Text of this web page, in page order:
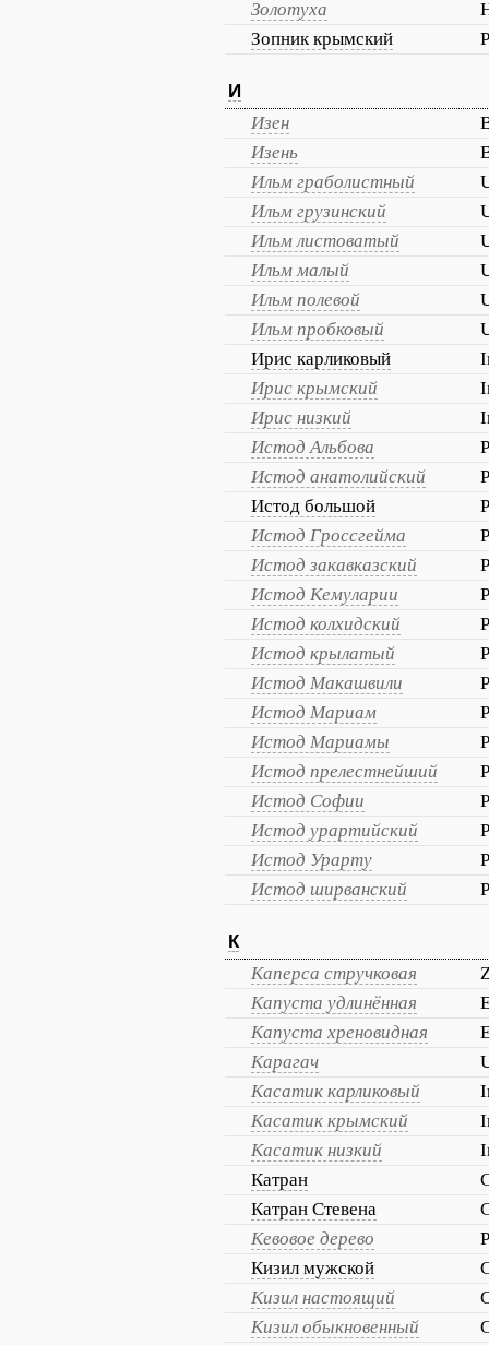
Золотуха
Зопник крымский
И
Изен
Изень
Ильм граболистный
Ильм грузинский
Ильм листоватый
Ильм малый
Ильм полевой
Ильм пробковый
Ирис карликовый
Ирис крымский
Ирис низкий
Истод Альбова
Истод анатолийский
Истод большой
Истод Гроссгейма
Истод закавказский
Истод Кемуларии
Истод колхидский
Истод крылатый
Истод Макашвили
Истод Мариам
Истод Мариамы
Истод прелестнейший
Истод Софии
Истод урартийский
Истод Урарту
Истод ширванский
К
Каперса стручковая
Капуста удлинённая
Капуста хреновидная
Карагач
Касатик карликовый
Касатик крымский
Касатик низкий
Катран
Катран Стевена
Кевовое дерево
Кизил мужской
Кизил настоящий
Кизил обыкновенный